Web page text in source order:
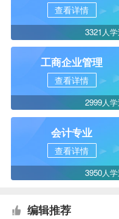
查看详情
3321人
工商企业管理
查看详情
2999人
会计专业
查看详情
3950人
编辑推荐